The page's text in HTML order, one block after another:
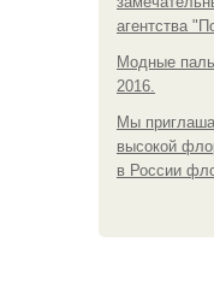
агентства
Модные
2016.
Мы
высокой
в России